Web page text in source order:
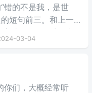
错的不是我，是世
短句前三。和上一
达》。在乞力马扎
被捷利德·梅萨杀
03-04
你们，大概经常听